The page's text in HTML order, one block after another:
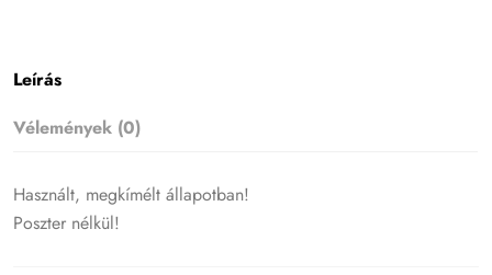
Leírás
Vélemények (0)
Használt, megkímélt állapotban!
Poszter nélkül!